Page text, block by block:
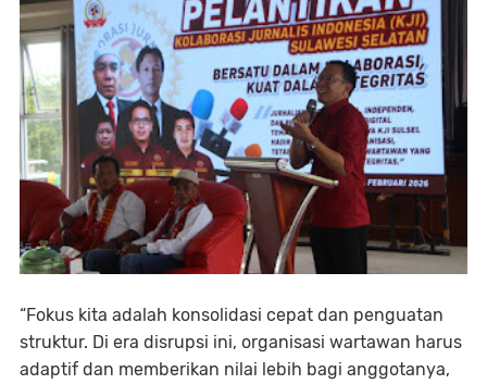
“Fokus kita adalah konsolidasi cepat dan penguatan
struktur. Di era disrupsi ini, organisasi wartawan harus
adaptif dan memberikan nilai lebih bagi anggotanya,